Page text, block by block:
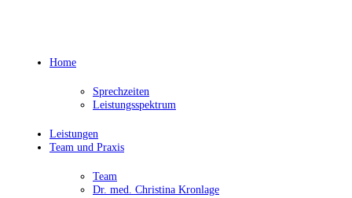
Home
Sprechzeiten
Leistungsspektrum
Leistungen
Team und Praxis
Team
Dr. med. Christina Kronlage